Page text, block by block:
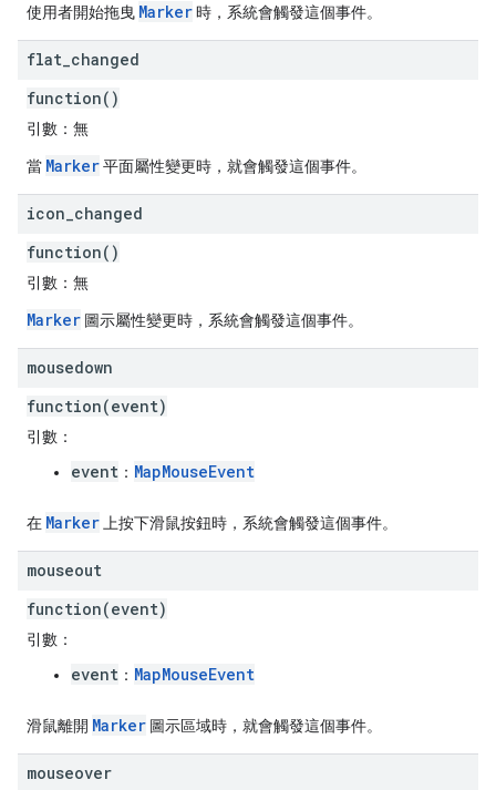
使用者開始拖曳 Marker時，系統會觸發這個事件。
flat changed
function()
引數： 無
當 Marker平面屬性變更時，就會觸發這個事件。
icon changed
function()
引數： 無
Marker 圖示屬性變更時，系統會觸發這個事件。
mousedown
function(event)
引數：
event ： MapMouseEvent
在 Marker 上按下滑鼠按鈕時，系統會觸發這個事件。
mouseout
function(event)
引數：
event ： MapMouseEvent
滑鼠離開 Marker 圖示區域時，就會觸發這個事件。
mouseover